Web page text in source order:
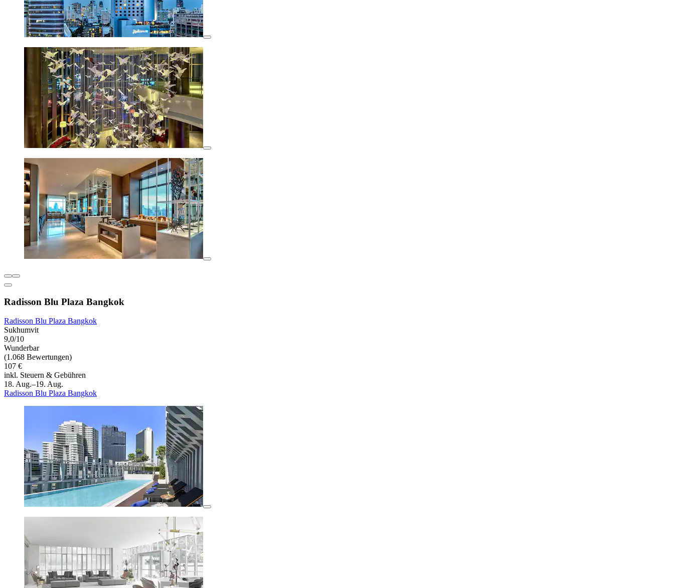
Radisson Blu Plaza Bangkok
Radisson Blu Plaza Bangkok
Sukhumvit
9,0/10
Wunderbar
(1.068 Bewertungen)
107 €
inkl. Steuern & Gebühren
18. Aug.–19. Aug.
Radisson Blu Plaza Bangkok